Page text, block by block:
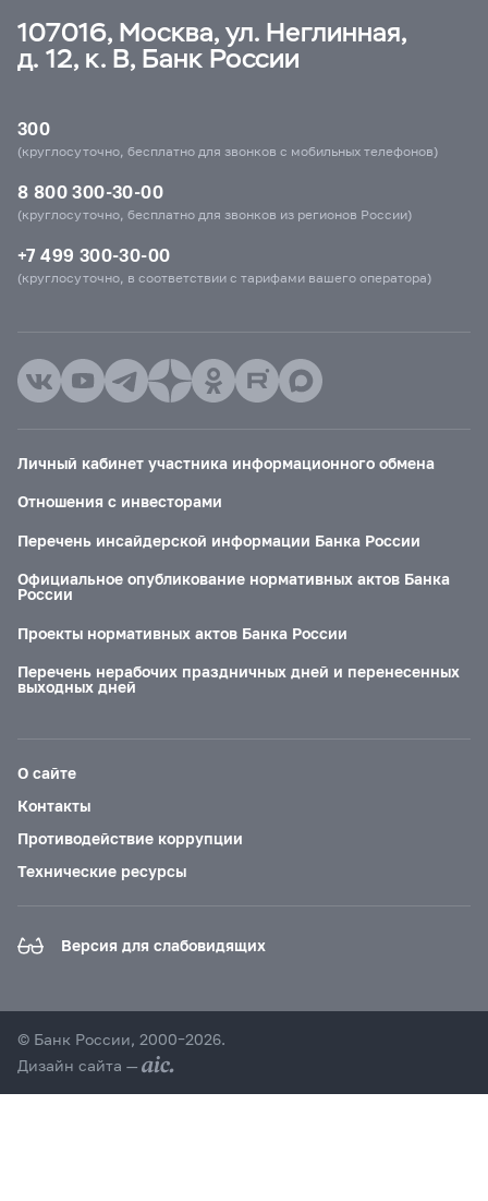
107016, Москва, ул. Неглинная,
д. 12, к. В, Банк России
300
(круглосуточно, бесплатно для звонков с мобильных телефонов)
8 800 300-30-00
(круглосуточно, бесплатно для звонков из регионов России)
+7 499 300-30-00
(круглосуточно, в соответствии с тарифами вашего оператора)
Личный кабинет участника информационного обмена
Отношения с инвесторами
Перечень инсайдерской информации Банка России
Официальное опубликование нормативных актов Банка
России
Проекты нормативных актов Банка России
Перечень нерабочих праздничных дней и перенесенных
выходных дней
О сайте
Контакты
Противодействие коррупции
Технические ресурсы
Версия для слабовидящих
© Банк России, 2000–2026.
Дизайн сайта —